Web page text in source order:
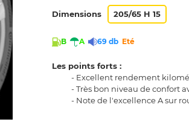
Dimensions 205/65 H 15
B A 69 db Eté
Les points forts :
- Excellent rendement
- Très bon niveau de confort
- Note de l'excellence A sur